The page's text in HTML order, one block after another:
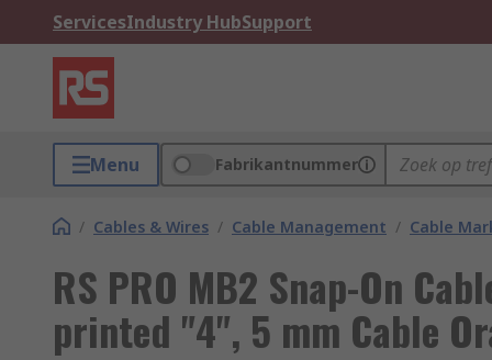
ServicesIndustry HubSupport
Menu Fabrikantnummer
/ Cables & Wires / Cable Management / Cable
RS PRO MB2 Snap-On
printed "4", 5 mm Cable